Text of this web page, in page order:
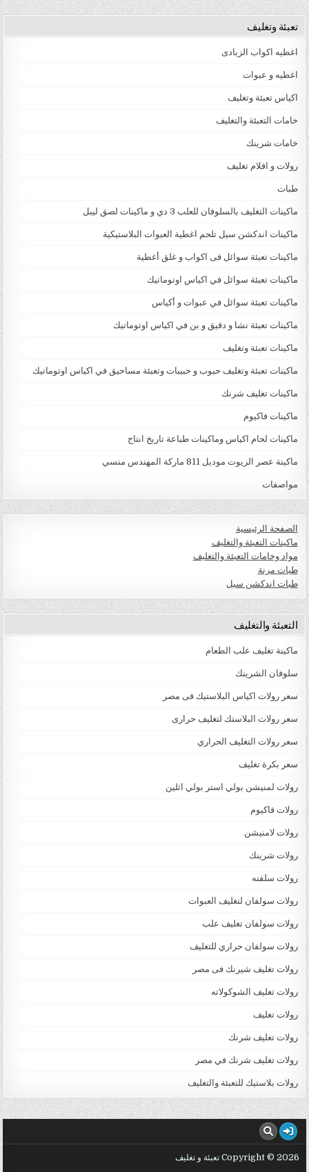
تعبئة وتغليف
اغطيه اكواب الزبادى
اغطيه و عبوات
اكياس تعبئة وتغليف
خامات التعبئة والتغليف
خامات شرينك
رولات و افلام تغليف
طبات
ماكينات التغليف بالسلوفان للعلب 3 دي و ماكينات لصق ليبل
ماكينات اندكشن سيل تلحم اغطية العبوات البلاستيكية
ماكينات تعبئة سوائل فى اكواب و غلق أغطية
ماكينات تعبئة سوائل في اكياس اوتوماتيك
ماكينات تعبئة سوائل في عبوات و أكياس
ماكينات تعبئة نشا و دقيق و بن في اكياس اوتوماتيك
ماكينات تعبئة وتغليف
ماكينات تعبئة وتغليف حبوب و حبيبات وتعبئة مساحيق في اكياس اوتوماتيك
ماكينات تغليف شرنك
ماكينات فاكيوم
ماكينات لحام اكياس وماكينات طباعة تاريخ انتاج
ماكينة عصر الزيوت موديل 811 ماركة المهندس منسي
مواصفات
الصفحة الرئيسية
ماكينات التعبئة والتغليف
مواد وخامات التعبئة والتغليف
طبات مرنة
طبات اندكشن سيل
التعبئة والتغليف
ماكينة تغليف علب الطعام
سلوفان الشرينك
سعر رولات اكياس البلاستيك فى مصر
سعر رولات البلاستك لتغليف حرارى
سعر رولات التغليف الحراري
سعر بكرة تغليف
رولات لمنيشن بولي استر بولي اثلين
رولات فاكيوم
رولات لامنيشن
رولات شرينك
رولات سلفنه
رولات سولفان لتغليف العبوات
رولات سولفان تغليف علب
رولات سولفان حراري للتغليف
رولات تغليف شيرنك فى مصر
رولات تغليف الشوكولاته
رولات تغليف
رولات تغليف شرنك
رولات تغليف شرنك في مصر
رولات بلاستيك للتعبئة والتغليف
Copyright © 2026 تعبئة و تغليف